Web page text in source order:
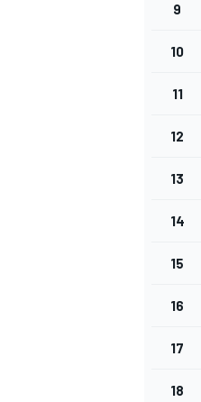
RALLY
9
10
11
12
13
14
15
16
17
18